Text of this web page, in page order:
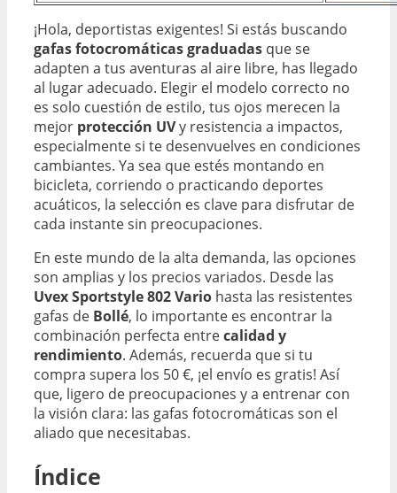
¡Hola, deportistas exigentes! Si estás buscando
gafas fotocromáticas graduadas que se
adapten a tus aventuras al aire libre, has llegado
al lugar adecuado. Elegir el modelo correcto no
es solo cuestión de estilo, tus ojos merecen la
mejor protección UVy resistencia a impactos,
especialmente si te desenvuelves en condiciones
cambiantes. Ya sea que estés montando en
bicicleta, corriendo o practicando deportes
acuáticos, la selección es clave para disfrutar de
cada instante sin preocupaciones.
En este mundo de la alta demanda, las opciones
son amplias y los precios variados. Desde las
Uvex Sportstyle 802 Vario hasta las resistentes
gafas de Bollé, lo importante es encontrar la
combinación perfecta entrecalidad y
rendimiento. Además, recuerda que si tu
compra supera los 50 €, ¡el envío es gratis! Así
que, ligero de preocupaciones y a entrenar con
la visión clara: las gafas fotocromáticas son el
aliado que necesitabas.
Índice